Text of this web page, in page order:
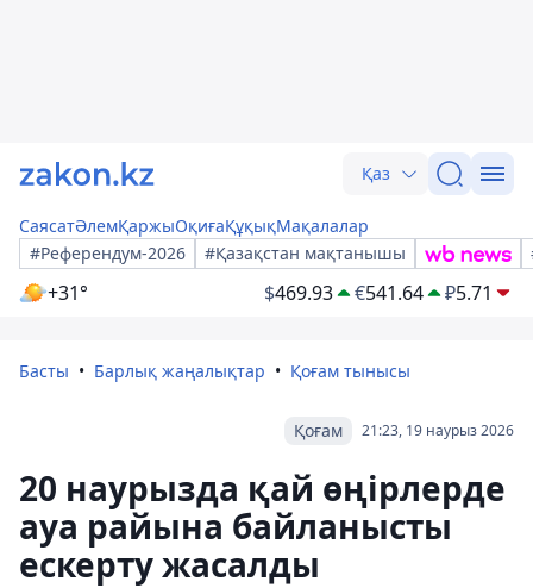
Қаз
СаясатӘлемҚаржыОқиғаҚұқықМақалалар
#Референдум-2026
#Қазақстан мақтанышы
+31° $469.93 €541.64 ₽5.71
Басты Барлық жаңалықтар Қоғам тынысы
21:23, 19 наурыз 2026
Қоғам
20 наурызда қай өңірлерде
ауа райына байланысты
ескерту жасалды